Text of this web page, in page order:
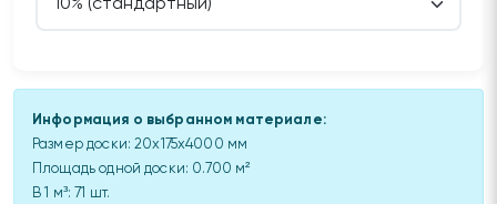
Информация о выбранном материале:
Размер доски:20x175x4000 мм
Площадь одной доски: 0.700 м²
В 1 м³: 71
шт.